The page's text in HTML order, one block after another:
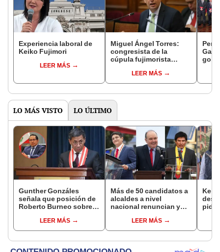
Experiencia laboral de
Keiko Fujimori
LEER MÁS
Miguel Ángel Torres:
congresista de la
cúpula fujimorista
del SenadoLEER MÁS
LO MÁS VISTO LO ÚLTIMO
Gunther Gonzáles
señala que posición de
Roberto Burneo sobre
Aliaga no representan al
JNE
LEER MÁS
Más de 50 candidatos a
alcaldes a nivel
nacional renuncian y
encubiertaLEER MÁS
pida